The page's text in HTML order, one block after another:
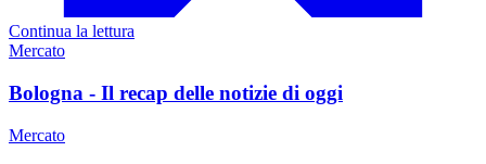
Continua la lettura
Mercato
Bologna - Il recap delle notizie di oggi
Mercato